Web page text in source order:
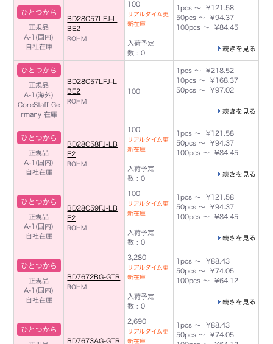
ひとつから
正規品
A-1(国内)
自社在庫
BD28C57LFJ-L
BE2
ROHM
100
リアルタイム更
新在庫
入荷予定
数 : 0
1pcs ～ ¥121.58
50pcs ～ ¥94.37
100pcs ～ ¥84.45
続きを見る
ひとつから
正規品
A-1(海外)
CoreStaff Ge
rmany 在庫
BD28C57LFJ-L
BE2
ROHM
100
1pcs ～ ¥218.52
10pcs ～ ¥168.37
50pcs ～ ¥97.02
続きを見る
ひとつから
正規品
A-1(国内)
自社在庫
BD28C58FJ-LB
E2
ROHM
100
リアルタイム更
新在庫
入荷予定
数 : 0
1pcs ～ ¥121.58
50pcs ～ ¥94.37
100pcs ～ ¥84.45
続きを見る
ひとつから
正規品
A-1(国内)
自社在庫
BD28C59FJ-LB
E2
ROHM
100
リアルタイム更
新在庫
入荷予定
数 : 0
1pcs ～ ¥121.58
50pcs ～ ¥94.37
100pcs ～ ¥84.45
続きを見る
ひとつから
正規品
A-1(国内)
自社在庫
BD7672BG-GTR
ROHM
3,280
リアルタイム更
新在庫
入荷予定
数 : 0
1pcs ～ ¥88.43
50pcs ～ ¥74.05
100pcs ～ ¥64.12
続きを見る
ひとつから
BD7673AG-GTR
2,690
リアルタイム更
新在庫
1pcs ～ ¥88.43
50pcs ～ ¥74.05